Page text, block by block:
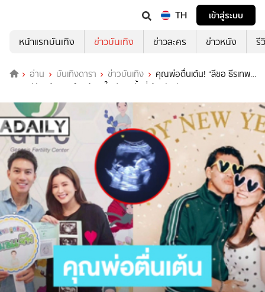
TH
เข้าสู่ระบบ
หน้าแรกบันเทิง
ข่าวบันเทิง ข่าวละคร ข่าวหนัง รี
อ่าน บันเทิงดารา ข่าวบันเทิง
คุณพ่อตื่นเต้น! “ลีซอ ธีรเทพ”
ลงคลิปอัลตร้าซาวด์ลูกน้อย ใจฟูทุกครั้งที่เค้าขยับตัว